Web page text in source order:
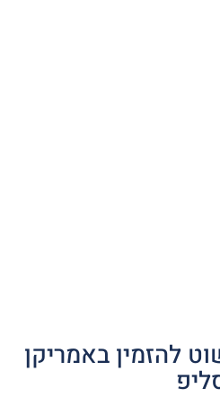
להזמין באמריקן